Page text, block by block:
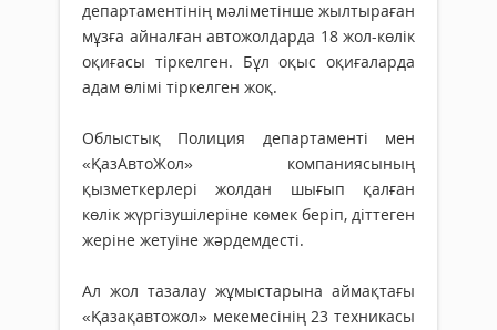
департаментінің мәліметінше жылтыраған
мұзға айналған автожолдарда 18 жол-көлік
оқиғасы тіркелген. Бұл оқыс оқиғаларда
адам өлімі тіркелген жоқ.
Облыстық Полиция департаменті мен
«ҚазАвтоЖол» компаниясының
қызметкерлері жолдан шығып қалған
көлік жүргізушілеріне көмек беріп, діттеген
жеріне жетуіне жәрдемдесті.
Ал жол тазалау жұмыстарына аймақтағы
«Қазақавтожол» мекемесінің 23 техникасы